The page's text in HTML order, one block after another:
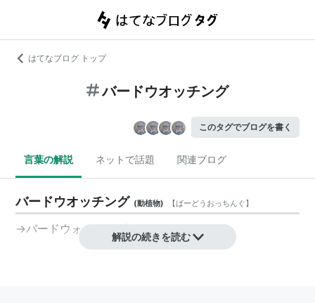
はてなブログ トップ
バードウオッチング
このタグでブログを書く
言葉の解説 ネットで話題 関連ブログ
バードウオッチング (動植物) 【ばーどうおっちんぐ】
→バードウォッチング
解説の続きを読む